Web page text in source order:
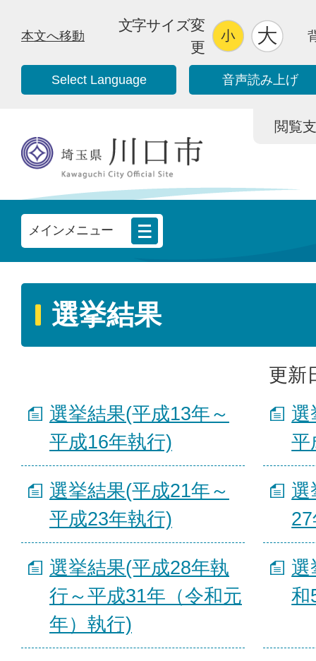
本文へ移動
文字サイズ変
更
Select Language 音声読み上げ
閲覧
メインメニュー
選挙結果
更新
選挙結果(平成13年～
平成16年執行)
選
平
選挙結果(平成21年～
平成23年執行)
選
選挙結果(平成28年執
行～平成31年（令和元
年）執行)
選
和